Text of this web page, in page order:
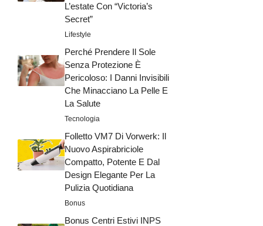
L’estate Con “Victoria’s
Secret”
Lifestyle
Perché Prendere Il Sole
Senza Protezione È
Pericoloso: I Danni Invisibili
Che Minacciano La Pelle E
La Salute
Tecnologia
Folletto VM7 Di Vorwerk: Il
Nuovo Aspirabriciole
Compatto, Potente E Dal
Design Elegante Per La
Pulizia Quotidiana
Bonus
Bonus Centri Estivi INPS